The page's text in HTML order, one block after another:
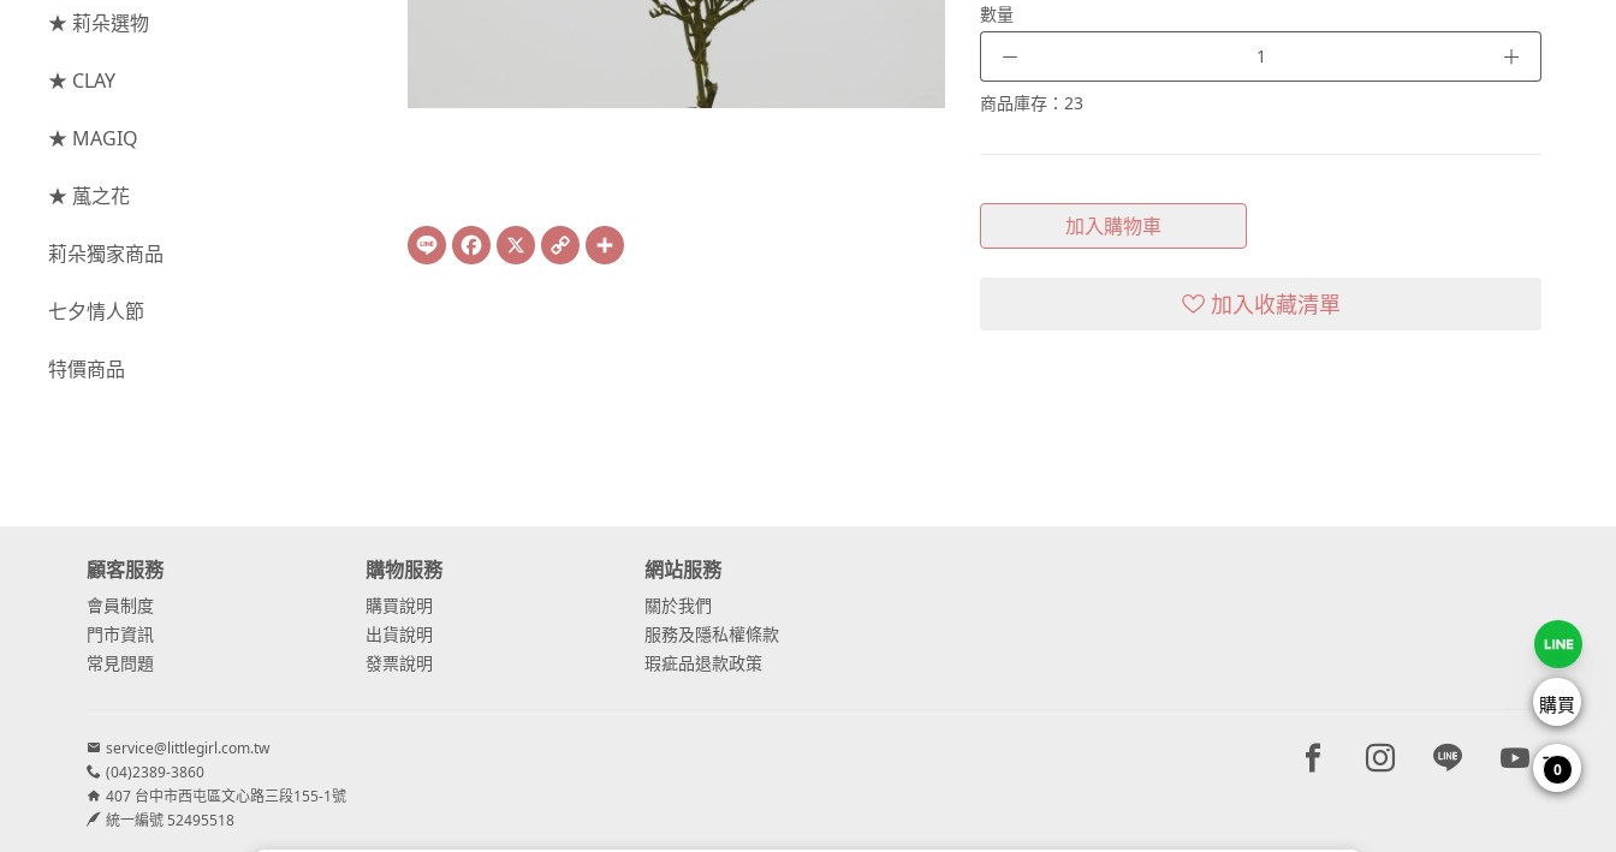
- 迷你玫瑰
- 庭園玫瑰
- 其他玫瑰
主花
菊花
-
蘭花⧸大理花
康乃馨
- 日本繡球花
-
重瓣繡球花
配花
- 滿天星⧸木滿天星
黑種草⧸東方黑種
果實
藤圈⧸注連繩
提籃
★ 莉朵選物
★ CLAY
★ MAGIQ
★ 葻之花
莉朵獨家商品
七夕情人節
特價商品
Line Facebook
X Copy
Link
數量
－ ＋
商品庫存： 23
加入購物車
加入收藏清單
顧客服務
會員制度
門市資訊
常見問題
購物服務
購買說明
出貨說明
發票說明
網站服務
關於我們
服務及隱私權條款
瑕疵品退款政策
service@littlegirl.com.tw
(04)2389-3860
407 台中市西屯區文心路三段155-1號
統一編號 52495518
Facebook page
Instagram page
Line pageYoutube
購買
0